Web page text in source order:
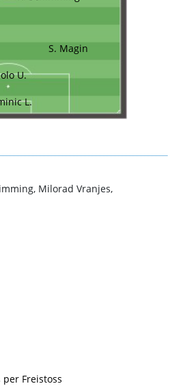
S. Magin
U.
L.
, Milorad Vranjes,
Freistoss